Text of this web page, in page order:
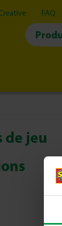
FAQ
de jeu